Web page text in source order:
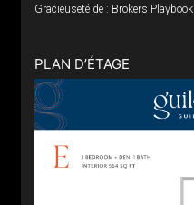
Gracieuseté de : Brokers Playbook
PLAN D’ÉTAGE